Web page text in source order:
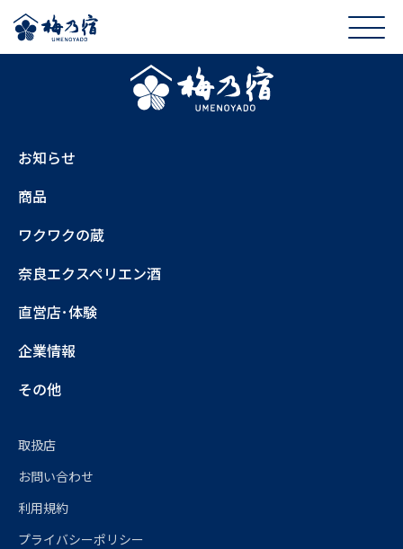
お知らせ
商品
ワクワクの蔵
奈良エクスペリエン酒
直営店･体験
企業情報
その他
取扱店
お問い合わせ
利用規約
プライバシーポリシー